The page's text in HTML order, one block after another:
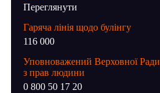
Переглянути
Гаряча лінія щодо булінгу
116 000
Уповноважений Верховної Ради
з прав людини
0 800 50 17 20